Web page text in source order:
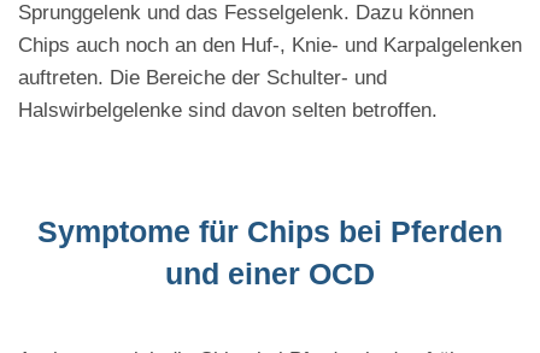
Sprunggelenk und das Fesselgelenk. Dazu können
Chips auch noch an den Huf-, Knie- und Karpalgelenken
auftreten. Die Bereiche der Schulter- und
Halswirbelgelenke sind davon selten betroffen.
Symptome für Chips bei Pferden
und einer OCD